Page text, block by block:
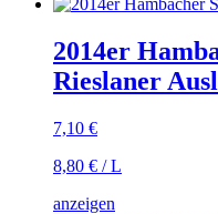
2014er
Rieslaner
7,10 €
8,80 € /L
anzeigen